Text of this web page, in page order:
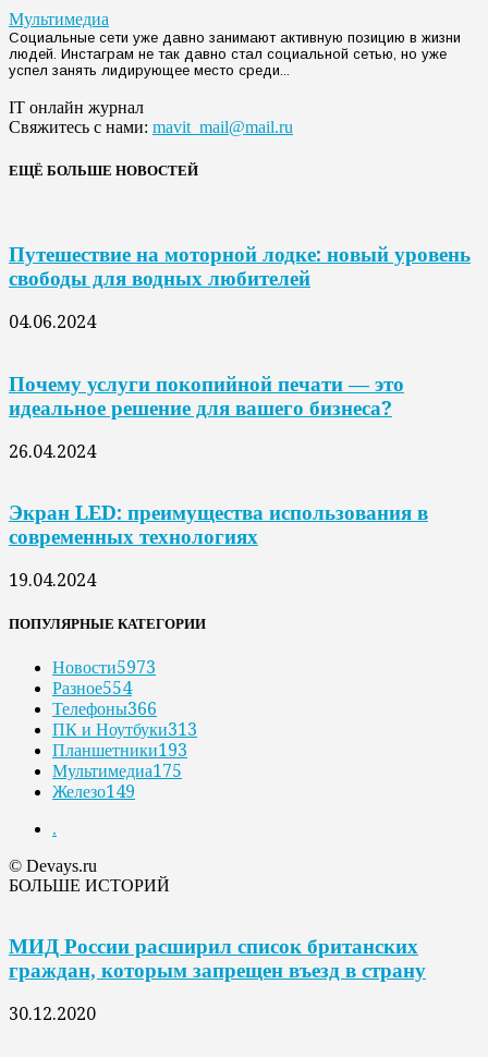
Мультимедиа
Социальные сети уже давно занимают активную позицию в жизни
людей. Инстаграм не так давно стал социальной сетью, но уже
успел занять лидирующее место среди...
IT онлайн журнал
Свяжитесь с нами: mavit_mail@mail.ru
ЕЩЁ БОЛЬШЕ НОВОСТЕЙ
Путешествие на моторной лодке: новый уровень
свободы для водных любителей
04.06.2024
Почему услуги покопийной печати — это
идеальное решение для вашего бизнеса?
26.04.2024
Экран LED: преимущества использования в
современных технологиях
19.04.2024
ПОПУЛЯРНЫЕ КАТЕГОРИИ
Новости5973
Разное554
Телефоны366
ПК и Ноутбуки313
Планшетники193
Мультимедиа175
Железо149
.
© Devays.ru
БОЛЬШЕ ИСТОРИЙ
МИД России расширил список британских
граждан, которым запрещен въезд в страну
30.12.2020